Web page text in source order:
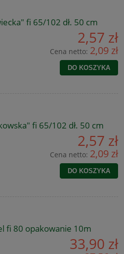
fi 65/102 dł. 50 cm
2,57 zł
Cena netto: 2,09 zł
DO KOSZYKA
fi 65/102 dł. 50 cm
2,57 zł
Cena netto: 2,09 zł
DO KOSZYKA
fi 80 opakowanie 10m
33,90 zł